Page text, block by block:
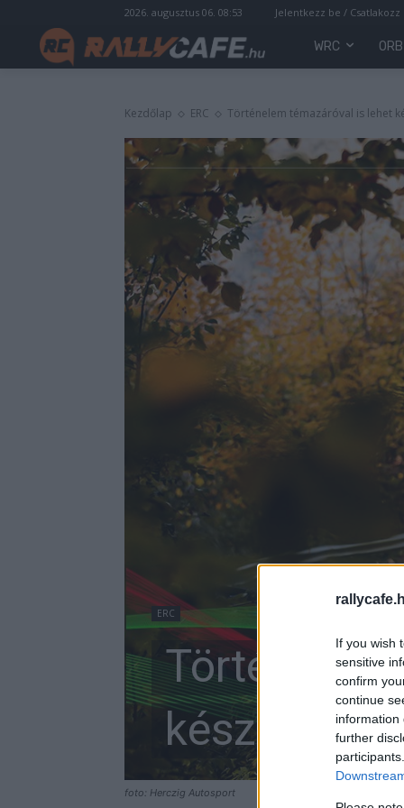
If you wish
sensitive
confirm
continue
information
further
2026. augusztus 06. 08:53 Jelentkezz be / Csatlakozz
WRC ORB
Kezdőlap ERC Történelem témazáróval is lehet
foto: Herczig Autosport
ERC
készülni a